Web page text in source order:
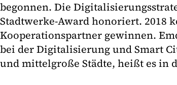
begonnen. Die
Stadtwerke-Award honoriert. 2018
Kooperationspartner gewinnen.
bei der Digitalisierung und Smart
und mittelgroße Städte, heißt es in